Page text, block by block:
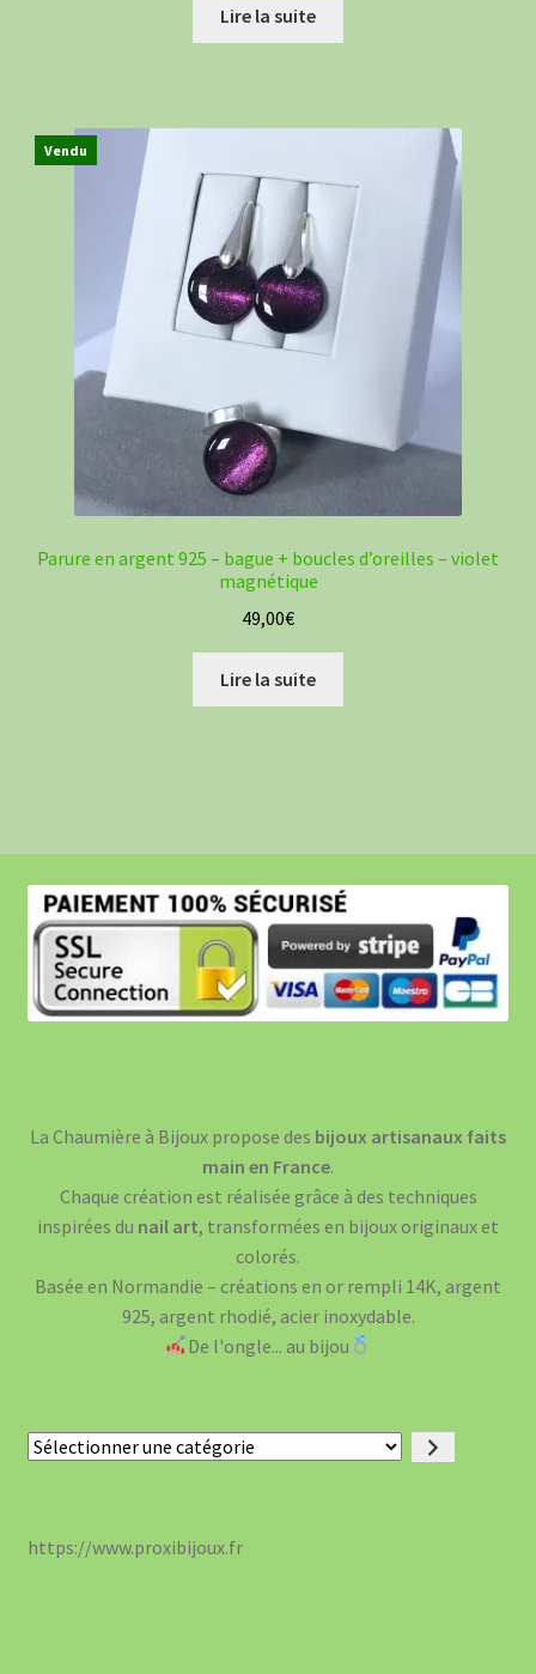
Lire la suite
Vendu
Parure en argent 925 – bague + boucles d’oreilles – violet
magnétique
49,00€
Lire la suite
La Chaumière à Bijoux propose des bijoux artisanaux faits
main en France.
Chaque création est réalisée grâce à des techniques
inspirées du nail art, transformées en bijoux originaux et
colorés.
Basée en Normandie – créations en or rempli 14K, argent
925, argent rhodié, acier inoxydable.
De l'ongle... au bijou
Sélectionner
https://www.proxibijoux.fr